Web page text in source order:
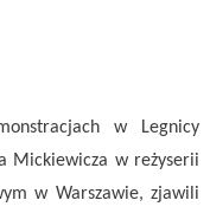
w Legnicy
Mickiewicza w reżyserii
w Warszawie, zjawili